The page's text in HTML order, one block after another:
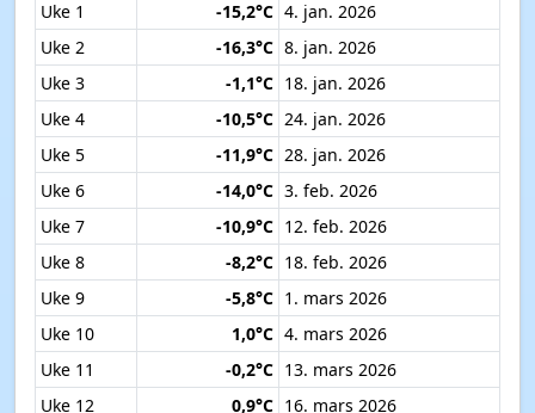
Uke 1
-15,2°C 4. jan. 2026
Uke 2
-16,3°C 8. jan. 2026
Uke 3
-1,1°C 18. jan. 2026
Uke 4
-10,5°C 24. jan. 2026
Uke 5
-11,9°C 28. jan. 2026
Uke 6
-14,0°C 3. feb. 2026
Uke 7
-10,9°C 12. feb. 2026
Uke 8
-8,2°C 18. feb. 2026
Uke 9
-5,8°C 1. mars 2026
Uke 10
1,0°C 4. mars 2026
Uke 11
-0,2°C 13. mars 2026
Uke 12
0,9°C 16. mars 2026